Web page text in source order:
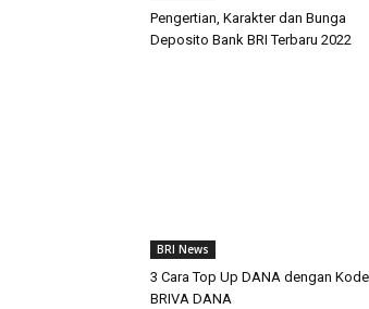
Pengertian, Karakter dan Bunga
Deposito Bank BRI Terbaru 2022
BRI News
3 Cara Top Up DANA dengan Kode
BRIVA DANA